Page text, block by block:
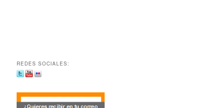
REDES SOCIALES: